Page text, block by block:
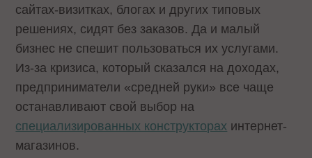
сайтах-визитках, блогах и других типовых
решениях, сидят без заказов. Да и малый
бизнес не спешит пользоваться их услугами.
Из-за кризиса, который сказался на доходах,
предприниматели «средней руки» все чаще
останавливают свой выбор на
специализированных конструкторах интернет-
магазинов.